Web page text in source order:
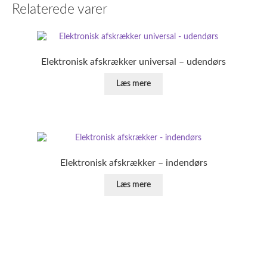
Relaterede varer
Elektronisk afskrækker universal – udendørs
Læs mere
Elektronisk afskrækker – indendørs
Læs mere